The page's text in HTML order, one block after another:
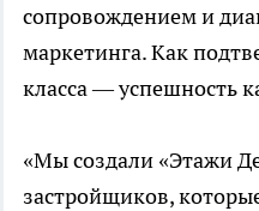
сопровождением и
маркетинга. Как
класса — успешность
«Мы создали «Этажи
застройщиков,